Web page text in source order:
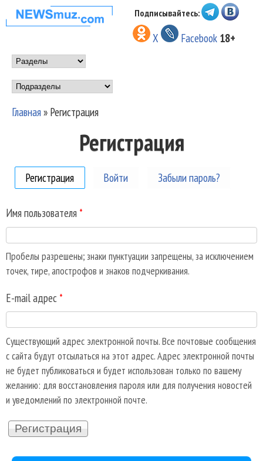
Перейти к основному
содержанию
НОВОСТИ
МУЗЫКИ И
ШОУ БИЗНЕСА
NEWSMUZ.COM
Подписывайтесь:
X Facebook 18+
Main menu
Подразделы
Главная» Регистрация
Регистрация
Регистрация (активная вкладка)
Войти Забыли пароль?
Имя пользователя *
Пробелы разрешены; знаки пунктуации запрещены, за исключением
точек, тире, апострофов и знаков подчеркивания.
E-mail адрес *
Существующий адрес электронной почты. Все почтовые сообщения
с сайта будут отсылаться на этот адрес. Адрес электронной почты
не будет публиковаться и будет использован только по вашему
желанию: для восстановления пароля или для получения новостей
и уведомлений по электронной почте.